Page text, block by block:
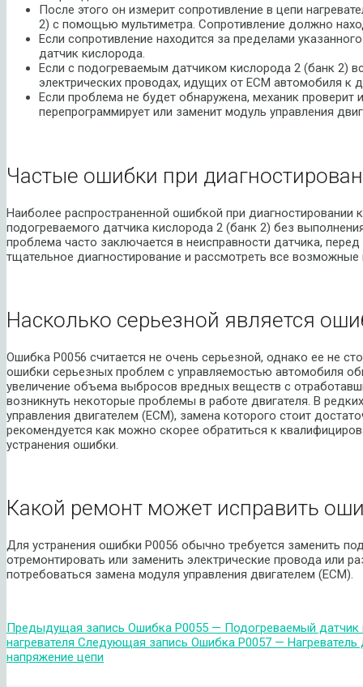
После этого он измерит сопротивление в цепи
2) с помощью мультиметра. Сопротивление должно
Если сопротивление находится за пределами
датчик кислорода.
Если с подогреваемым датчиком кислорода 2 (банк 2)
электрических проводах, идущих от ECM автомобиля к
Если проблема не будет обнаружена, механик проверит
перепрограммирует или заменит модуль управления
Частые ошибки при
Наиболее распространенной ошибкой при диагностировании
подогреваемого датчика кислорода 2 (банк 2) без
проблема часто заключается в неисправности датчика,
тщательное диагностирование и рассмотреть все
Насколько серьезной является
Ошибка P0056 считается не очень серьезной, однако ее не
ошибки серьезных проблем с управляемостью автомобиля
увеличение объема выбросов вредных веществ с
возникнуть некоторые проблемы в работе двигателя. В
управления двигателем (ECM), замена которого стоит
рекомендуется как можно скорее обратиться к
устранения ошибки.
Какой ремонт может исправить
Для устранения ошибки P0056 обычно требуется заменить
отремонтировать или заменить электрические провода или
потребоваться замена модуля управления двигателем (ECM).
Предыдущая запись Ошибка P0055 — Подогреваемый датчик
нагревателя Следующая запись Ошибка P0057 —
напряжение цепи